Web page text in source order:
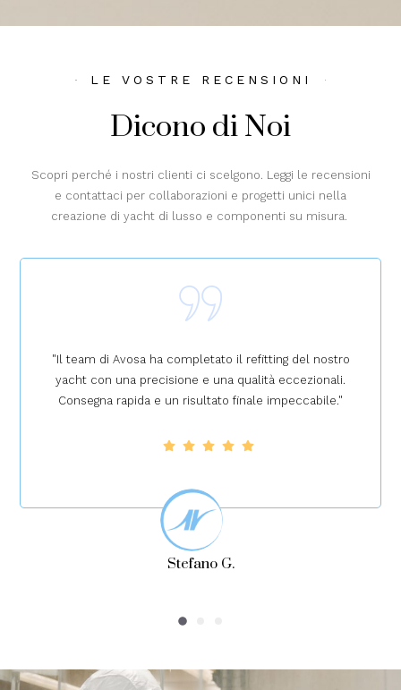
LE VOSTRE RECENSIONI
Dicono di Noi
Scopri perché i nostri clienti ci scelgono. Leggi le recensioni
e contattaci per collaborazioni e progetti unici nella
creazione di yacht di lusso e componenti su misura.
del nostro
eccezionali.
impeccabile."
"Avosa ha dimostrato un'eccellente
tempi di consegna, consegnando il
rapidamente e con una cura dei dettagli